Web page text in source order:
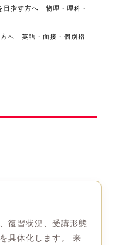
指す方へ｜物理・理科・
へ｜英語・面接・個別指
復習状況、受講形態
具体化します。 来